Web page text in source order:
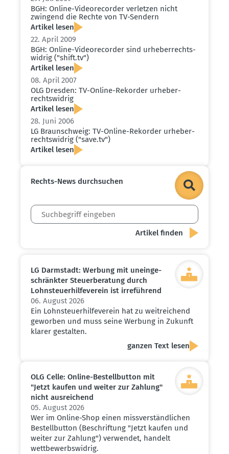
BGH: Online-Video­re­corder verletzen nicht
zwingend die Rechte von TV-Sendern
Artikel lesen
22. April 2009
BGH: Online-Video­re­corder sind urheber­rechts­
widrig ("shift.​tv")
Artikel lesen
08. April 2007
OLG Dresden: TV-Online-Rekorder urheber­
rechts­widrig
Artikel lesen
28. Juni 2006
LG Braun­schweig: TV-Online-Rekorder urheber­
rechts­widrig ("save.​tv")
Artikel lesen
Rechts-News durch­suchen
LG Darmstadt: Werbung mit unein­ge­
schränkter Steuer­be­ratung durch
Lohnsteu­er­hil­fe­verein ist irreführend
06. August 2026
Ein Lohnsteuerhilfeverein hat zu weitreichend
geworben und muss seine Werbung in Zukunft
klarer gestalten.
ganzen Text lesen
OLG Celle: Online-Bestell­button mit
"Jetzt kaufen und weiter zur Zahlung"
nicht ausrei­chend
05. August 2026
Wer im Online-Shop einen missverständlichen
Bestellbutton (Beschriftung "Jetzt kaufen und
weiter zur Zahlung") verwendet, handelt
wettbewerbswidrig.